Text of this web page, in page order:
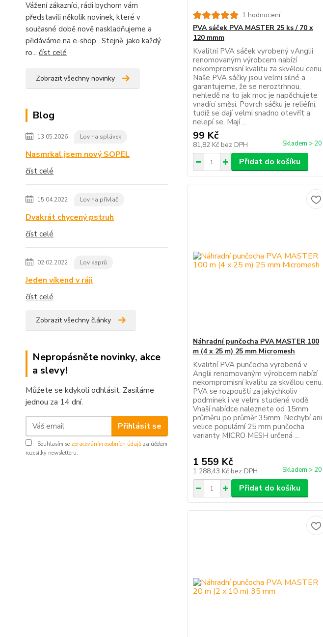
Vážení zákazníci, rádi bychom vám
představili několik novinek, které v
současné době nově naskladňujeme a
přidáváme na e-shop. Stejně, jako každý
ro... číst celé
Zobrazit všechny novinky
Blog
13.05.2026 Lov na splávek
Nasmrkal jsem nový SOPEL
číst celé
15.04.2022 Lov na přívlač
Dvakrát chycený pstruh
číst celé
02.02.2022 Lov kaprů
Jeden víkend v ráji
číst celé
Zobrazit všechny články
Nepropásněte novinky, akce
a slevy!
Můžete se kdykoli odhlásit. Zasíláme
jednou za 14 dní.
Přihlásit se
Souhlasím se zpracováním osobních údajů za účelem
rozesílky newsletteru.
1 hodnocení
PVA sáček PVA MASTER 25 ks / 70 x
120 mmm
Kvalitní PVA sáček vyrobený vAnglii
renomovaným výrobcem nabízí
nekompromisní kvalitu za skvělou cenu.
Naše PVA sáčky jsou velmi silné a
garantujeme, že se neroztrhnou,
nehledě na to jak moc je napěchujete
vnadící směsí. Povrch sáčku je reliéfní,
tudíž se dají velmi snadno otevřít a
nelepí se. Mají ...
99 Kč
81,82 Kč bez DPH Skladem > 20
Přidat do košíku
Náhradní punčocha PVA MASTER 100
m (4 x 25 m) 25 mm Micromesh
Kvalitní PVA punčocha vyrobená v
Anglii renomovaným výrobcem nabízí
nekompromisní kvalitu za skvělou cenu.
PVA se rozpouští za jakýchkoliv
podmínek i ve velmi studené vodě.
Vnaší nabídce naleznete od 15mm
průměru po průměr 35mm. Nechybí ani
velice populární 25 mm punčocha
varianty MICRO MESH určená ...
1 559 Kč
1 288,43 Kč bez DPH Skladem > 20
Přidat do košíku